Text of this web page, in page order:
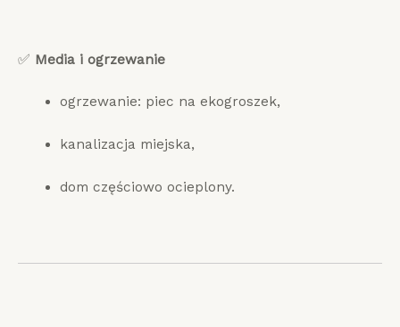
✅ Media i ogrzewanie
ogrzewanie: piec na ekogroszek,
kanalizacja miejska,
dom częściowo ocieplony.